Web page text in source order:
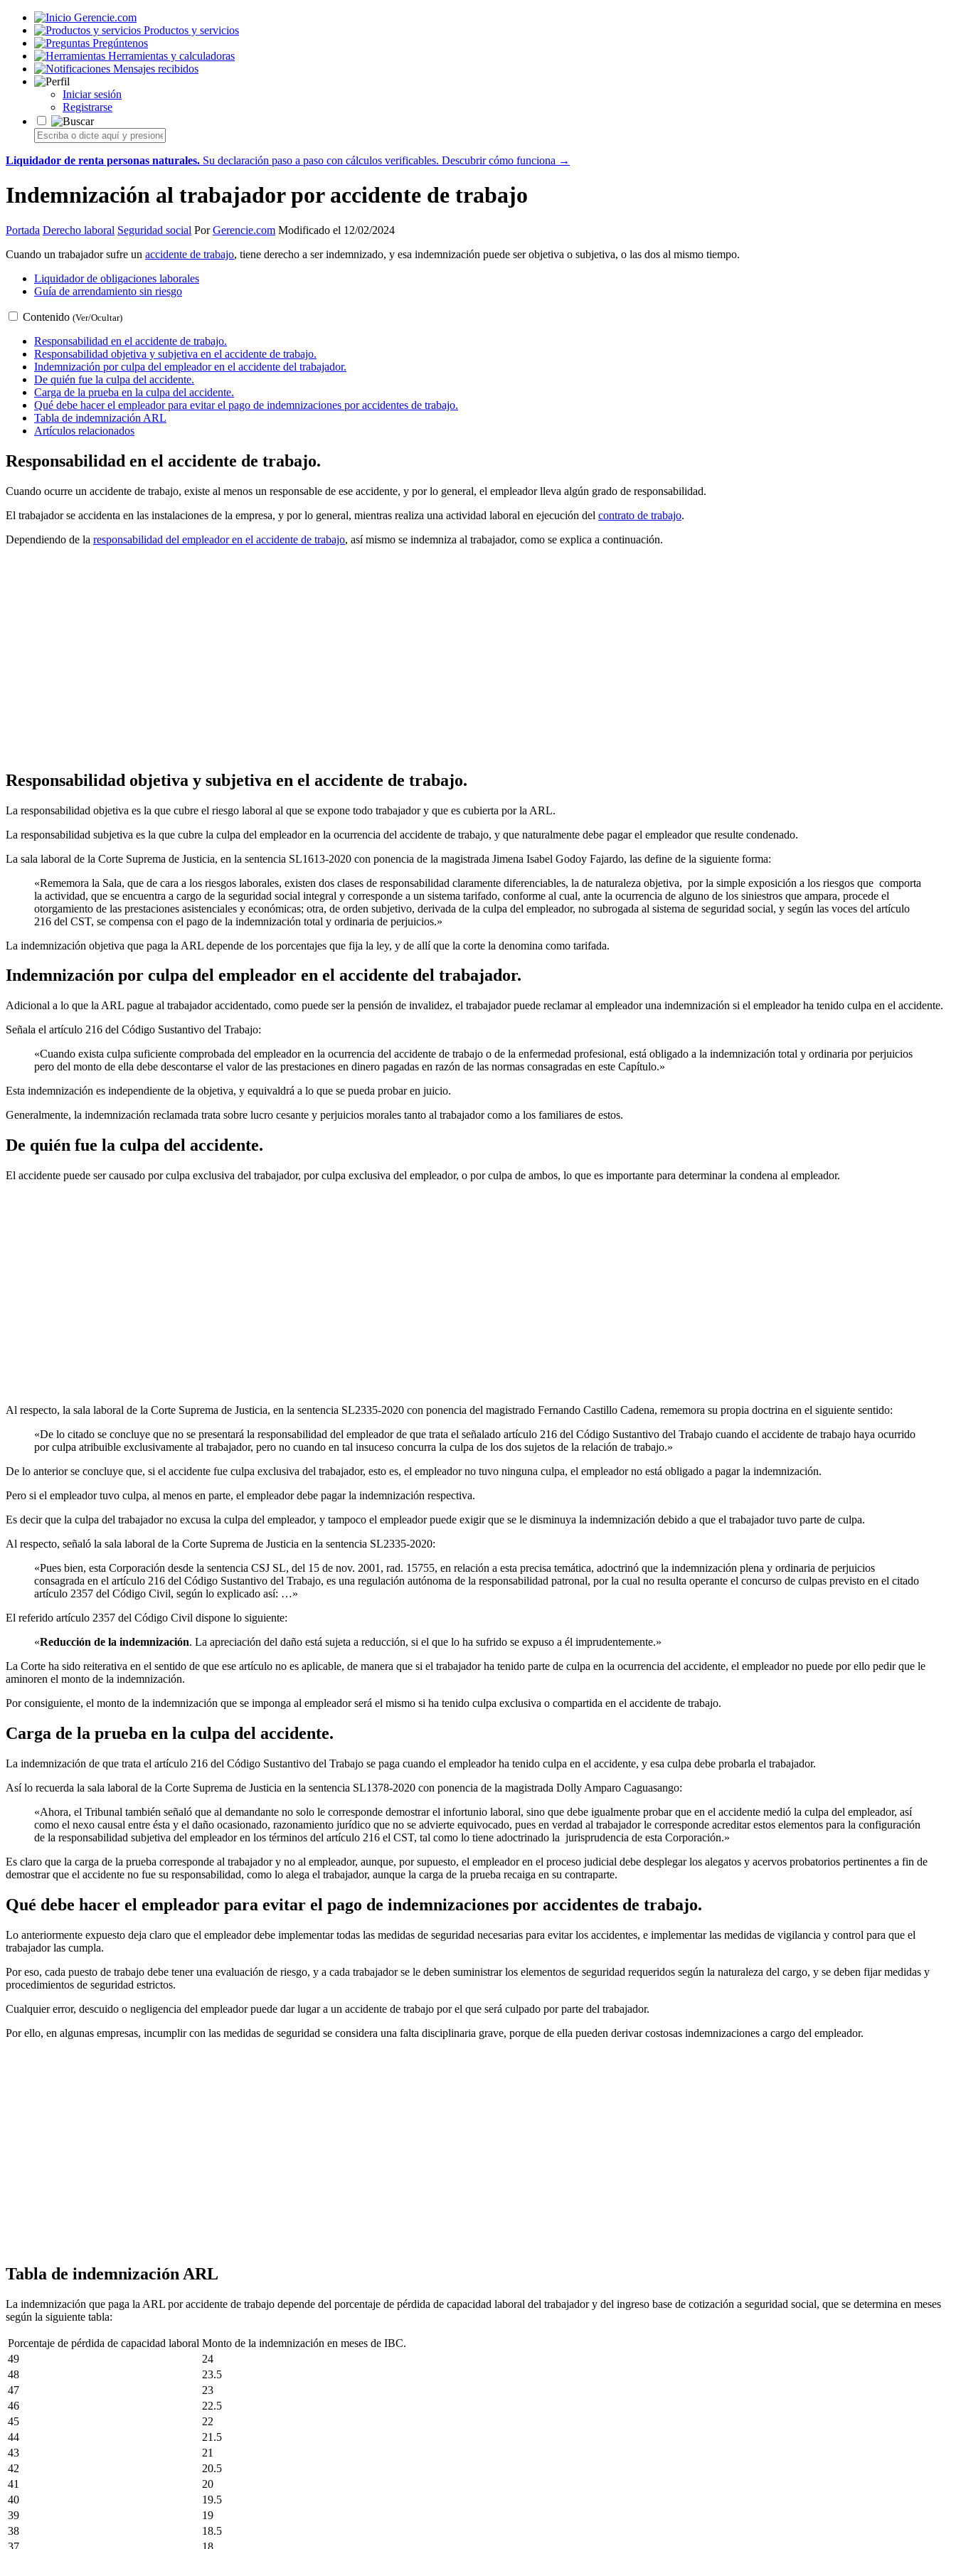
Gerencie.com
Productos y servicios
Pregúntenos
Herramientas y calculadoras
Mensajes recibidos
Iniciar sesión
Registrarse
Liquidador de renta personas naturales. Su declaración paso a paso con cálculos verificables. Descubrir cómo funciona →
Indemnización al trabajador por accidente de trabajo
Portada Derecho laboral Seguridad social PorGerencie.com Modificado el 12/02/2024
Cuando un trabajador sufre un accidente de trabajo, tiene derecho a ser indemnizado, y esa indemnización puede ser objetiva o subjetiva, o las dos al mismo tiempo.
Liquidador de obligaciones laborales
Guía de arrendamiento sin riesgo
Contenido (Ver/Ocultar)
Responsabilidad en el accidente de trabajo.
Responsabilidad objetiva y subjetiva en el accidente de trabajo.
Indemnización por culpa del empleador en el accidente del trabajador.
De quién fue la culpa del accidente.
Carga de la prueba en la culpa del accidente.
Qué debe hacer el empleador para evitar el pago de indemnizaciones por accidentes de trabajo.
Tabla de indemnización ARL
Artículos relacionados
Responsabilidad en el accidente de trabajo.
Cuando ocurre un accidente de trabajo, existe al menos un responsable de ese accidente, y por lo general, el empleador lleva algún grado de responsabilidad.
El trabajador se accidenta en las instalaciones de la empresa, y por lo general, mientras realiza una actividad laboral en ejecución del contrato de trabajo.
Dependiendo de la responsabilidad del empleador en el accidente de trabajo, así mismo se indemniza al trabajador, como se explica a continuación.
Responsabilidad objetiva y subjetiva en el accidente de trabajo.
La responsabilidad objetiva es la que cubre el riesgo laboral al que se expone todo trabajador y que es cubierta por la ARL.
La responsabilidad subjetiva es la que cubre la culpa del empleador en la ocurrencia del accidente de trabajo, y que naturalmente debe pagar el empleador que resulte condenado.
La sala laboral de la Corte Suprema de Justicia, en la sentencia SL1613-2020 con ponencia de la magistrada Jimena Isabel Godoy Fajardo, las define de la siguiente forma:
«Rememora la Sala, que de cara a los riesgos laborales, existen dos clases de responsabilidad claramente diferenciables, la de naturaleza objetiva, por la simple exposición a los riesgos que comporta
la actividad, que se encuentra a cargo de la seguridad social integral y corresponde a un sistema tarifado, conforme al cual, ante la ocurrencia de alguno de los siniestros que ampara, procede el
otorgamiento de las prestaciones asistenciales y económicas; otra, de orden subjetivo, derivada de la culpa del empleador, no subrogada al sistema de seguridad social, y según las voces del artículo
216 del CST, se compensa con el pago de la indemnización total y ordinaria de perjuicios.»
La indemnización objetiva que paga la ARL depende de los porcentajes que fija la ley, y de allí que la corte la denomina como tarifada.
Indemnización por culpa del empleador en el accidente del trabajador.
Adicional a lo que la ARL pague al trabajador accidentado, como puede ser la pensión de invalidez, el trabajador puede reclamar al empleador una indemnización si el empleador ha tenido culpa en el accidente.
Señala el artículo 216 del Código Sustantivo del Trabajo:
«Cuando exista culpa suficiente comprobada del empleador en la ocurrencia del accidente de trabajo o de la enfermedad profesional, está obligado a la indemnización total y ordinaria por perjuicios
pero del monto de ella debe descontarse el valor de las prestaciones en dinero pagadas en razón de las normas consagradas en este Capítulo.»
Esta indemnización es independiente de la objetiva, y equivaldrá a lo que se pueda probar en juicio.
Generalmente, la indemnización reclamada trata sobre lucro cesante y perjuicios morales tanto al trabajador como a los familiares de estos.
De quién fue la culpa del accidente.
El accidente puede ser causado por culpa exclusiva del trabajador, por culpa exclusiva del empleador, o por culpa de ambos, lo que es importante para determinar la condena al empleador.
Al respecto, la sala laboral de la Corte Suprema de Justicia, en la sentencia SL2335-2020 con ponencia del magistrado Fernando Castillo Cadena, rememora su propia doctrina en el siguiente sentido:
«De lo citado se concluye que no se presentará la responsabilidad del empleador de que trata el señalado artículo 216 del Código Sustantivo del Trabajo cuando el accidente de trabajo haya ocurrido
por culpa atribuible exclusivamente al trabajador, pero no cuando en tal insuceso concurra la culpa de los dos sujetos de la relación de trabajo.»
De lo anterior se concluye que, si el accidente fue culpa exclusiva del trabajador, esto es, el empleador no tuvo ninguna culpa, el empleador no está obligado a pagar la indemnización.
Pero si el empleador tuvo culpa, al menos en parte, el empleador debe pagar la indemnización respectiva.
Es decir que la culpa del trabajador no excusa la culpa del empleador, y tampoco el empleador puede exigir que se le disminuya la indemnización debido a que el trabajador tuvo parte de culpa.
Al respecto, señaló la sala laboral de la Corte Suprema de Justicia en la sentencia SL2335-2020:
«Pues bien, esta Corporación desde la sentencia CSJ SL, del 15 de nov. 2001, rad. 15755, en relación a esta precisa temática, adoctrinó que la indemnización plena y ordinaria de perjuicios
consagrada en el artículo 216 del Código Sustantivo del Trabajo, es una regulación autónoma de la responsabilidad patronal, por la cual no resulta operante el concurso de culpas previsto en el citado
artículo 2357 del Código Civil, según lo explicado así: …»
El referido artículo 2357 del Código Civil dispone lo siguiente:
«Reducción de la indemnización. La apreciación del daño está sujeta a reducción, si el que lo ha sufrido se expuso a él imprudentemente.»
La Corte ha sido reiterativa en el sentido de que ese artículo no es aplicable, de manera que si el trabajador ha tenido parte de culpa en la ocurrencia del accidente, el empleador no puede por ello pedir que le
aminoren el monto de la indemnización.
Por consiguiente, el monto de la indemnización que se imponga al empleador será el mismo si ha tenido culpa exclusiva o compartida en el accidente de trabajo.
Carga de la prueba en la culpa del accidente.
La indemnización de que trata el artículo 216 del Código Sustantivo del Trabajo se paga cuando el empleador ha tenido culpa en el accidente, y esa culpa debe probarla el trabajador.
Así lo recuerda la sala laboral de la Corte Suprema de Justicia en la sentencia SL1378-2020 con ponencia de la magistrada Dolly Amparo Caguasango:
«Ahora, el Tribunal también señaló que al demandante no solo le corresponde demostrar el infortunio laboral, sino que debe igualmente probar que en el accidente medió la culpa del empleador, así
como el nexo causal entre ésta y el daño ocasionado, razonamiento jurídico que no se advierte equivocado, pues en verdad al trabajador le corresponde acreditar estos elementos para la configuración
de la responsabilidad subjetiva del empleador en los términos del artículo 216 el CST, tal como lo tiene adoctrinado la jurisprudencia de esta Corporación.»
Es claro que la carga de la prueba corresponde al trabajador y no al empleador, aunque, por supuesto, el empleador en el proceso judicial debe desplegar los alegatos y acervos probatorios pertinentes a fin de
demostrar que el accidente no fue su responsabilidad, como lo alega el trabajador, aunque la carga de la prueba recaiga en su contraparte.
Qué debe hacer el empleador para evitar el pago de indemnizaciones por accidentes de trabajo.
Lo anteriormente expuesto deja claro que el empleador debe implementar todas las medidas de seguridad necesarias para evitar los accidentes, e implementar las medidas de vigilancia y control para que el
trabajador las cumpla.
Por eso, cada puesto de trabajo debe tener una evaluación de riesgo, y a cada trabajador se le deben suministrar los elementos de seguridad requeridos según la naturaleza del cargo, y se deben fijar medidas y
procedimientos de seguridad estrictos.
Cualquier error, descuido o negligencia del empleador puede dar lugar a un accidente de trabajo por el que será culpado por parte del trabajador.
Por ello, en algunas empresas, incumplir con las medidas de seguridad se considera una falta disciplinaria grave, porque de ella pueden derivar costosas indemnizaciones a cargo del empleador.
Tabla de indemnización ARL
La indemnización que paga la ARL por accidente de trabajo depende del porcentaje de pérdida de capacidad laboral del trabajador y del ingreso base de cotización a seguridad social, que se determina en meses
según la siguiente tabla:
Porcentaje de pérdida de capacidad laboral Monto de la indemnización en meses de IBC.
49
24
48
23.5
47
23
46
22.5
45
22
44
21.5
43
21
42
20.5
41
20
40
19.5
39
19
38
18.5
37
18